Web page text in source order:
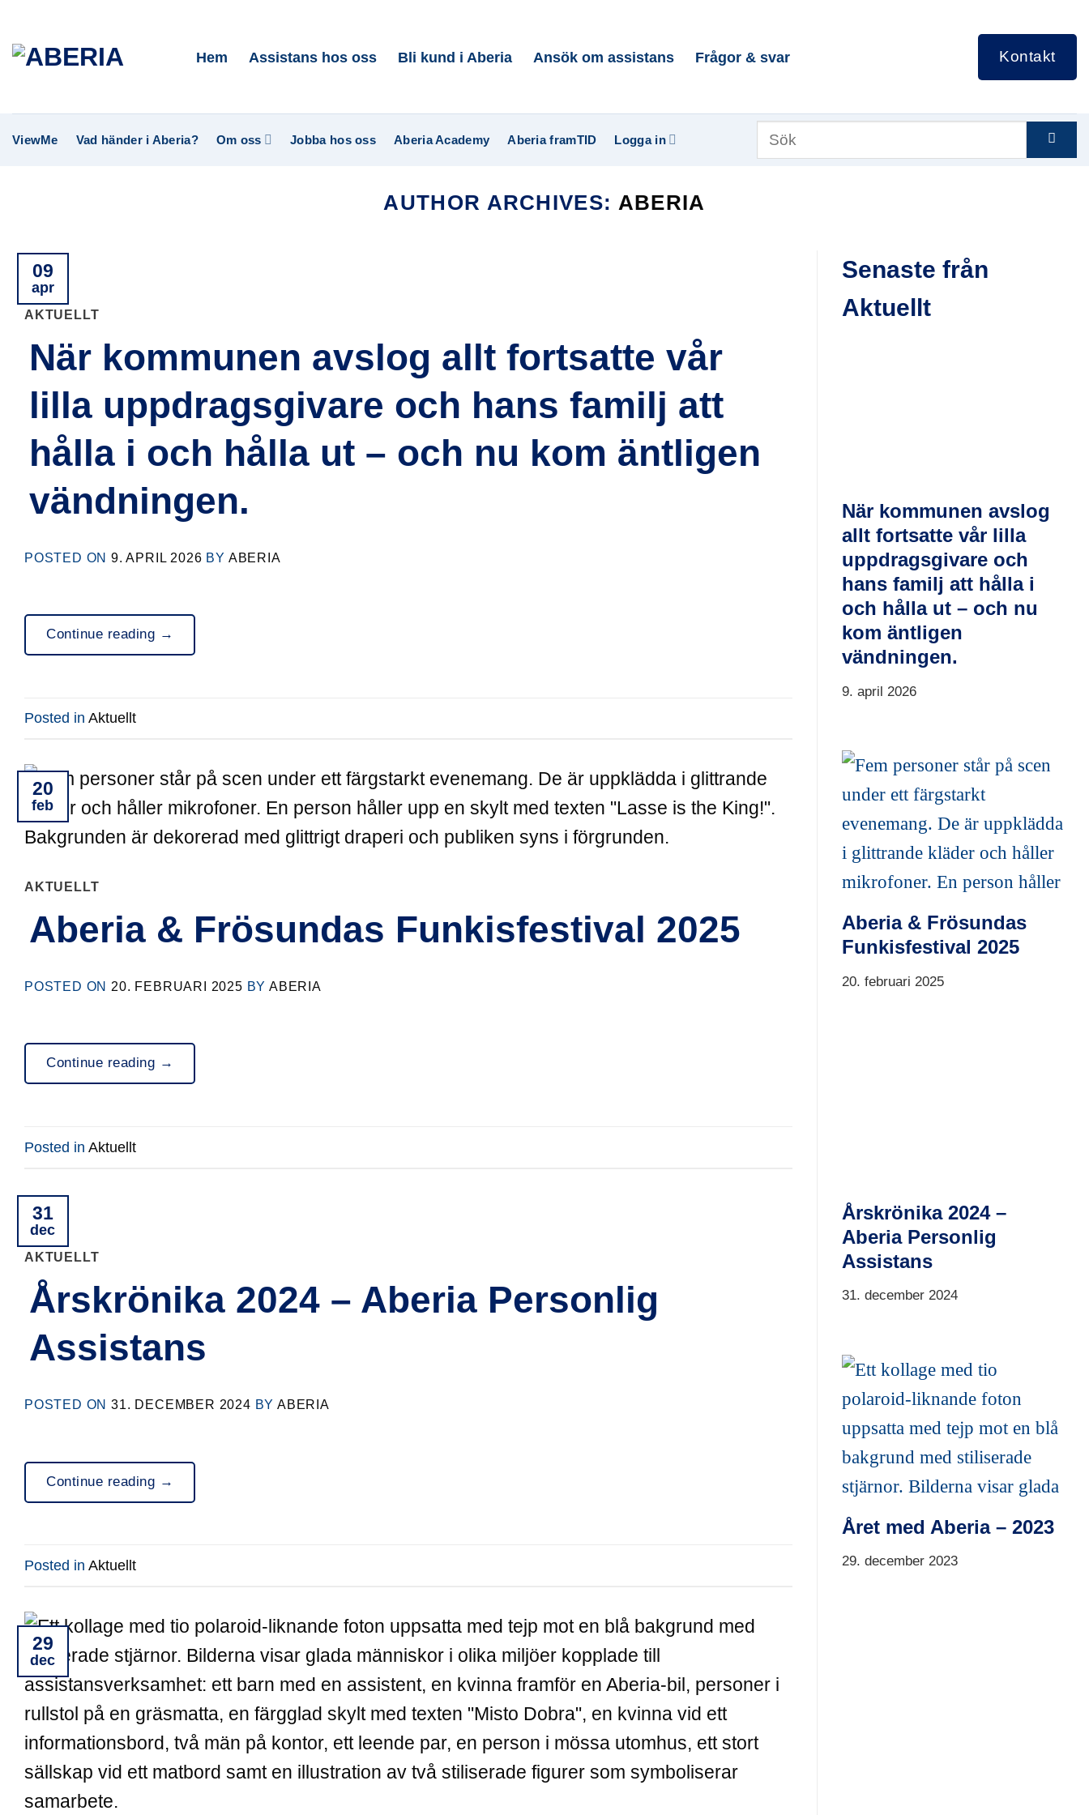
to
content
Hem Assistans hos oss Bli kund i Aberia Ansök om assistans Frågor & svar Kontakt
ViewMe Vad händer i Aberia? Om oss Jobba hos oss Aberia Academy Aberia framTID Logga in
AUTHOR ARCHIVES: ABERIA
09
apr
AKTUELLT
När kommunen avslog allt fortsatte vår
lilla uppdragsgivare och hans familj att
hålla i och hålla ut – och nu kom äntligen
vändningen.
POSTED ON9. APRIL 2026 BY ABERIA
Continue reading →
Posted in Aktuellt
20
feb
AKTUELLT
Aberia & Frösundas Funkisfestival 2025
POSTED ON 20. FEBRUARI 2025 BYABERIA
Continue reading →
Posted in Aktuellt
31
dec
AKTUELLT
Årskrönika 2024 – Aberia Personlig
Assistans
POSTED ON31. DECEMBER 2024 BYABERIA
Continue reading →
Posted in Aktuellt
29
dec
Senaste från
Aktuellt
När kommunen avslog
allt fortsatte vår lilla
uppdragsgivare och
hans familj att hålla i
och hålla ut – och nu
kom äntligen
vändningen.
9. april 2026
Aberia & Frösundas
Funkisfestival 2025
20. februari 2025
Årskrönika 2024 –
Aberia Personlig
Assistans
31. december 2024
Året med Aberia – 2023
29. december 2023